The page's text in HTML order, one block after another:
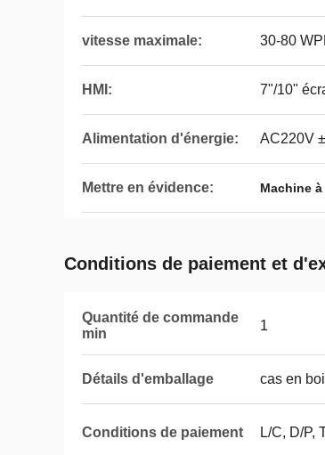
vitesse maximale: 30-80
HMI: 7"/10"
Alimentation d'énergie: AC220V
Mettre en évidence: Machine
Conditions de paiement et
Quantité de commande
min
1
Détails d'emballage cas en
Conditions de paiement L/C, D/P,